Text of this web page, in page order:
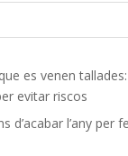
es venen
evitar riscos
d’acabar l’any per